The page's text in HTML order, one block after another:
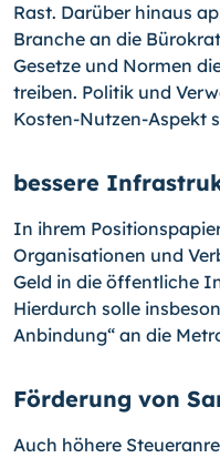
Rast. Darüber hinaus
Branche an die
Gesetze und Normen
treiben. Politik und
Kosten-Nutzen-Aspekt
bessere
In ihrem
Organisationen und
Geld in die öffentliche
Hierdurch solle
Anbindung“ an die
Förderung von
Auch höhere